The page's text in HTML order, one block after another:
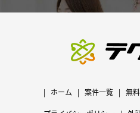
ホーム 案件一覧 無